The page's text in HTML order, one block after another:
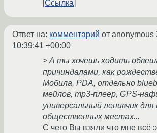
Ссылка
Ответ на: комментарий от anonymous
10:39:41 +00:00
> А ты хочешь ходить
причиндалами, как
Мобила, PDA, отдельно
мейлов, mp3-плеер, GPS-
универсальный ленивчик для
общественных местах...
С чего Вы взяли что мне всё